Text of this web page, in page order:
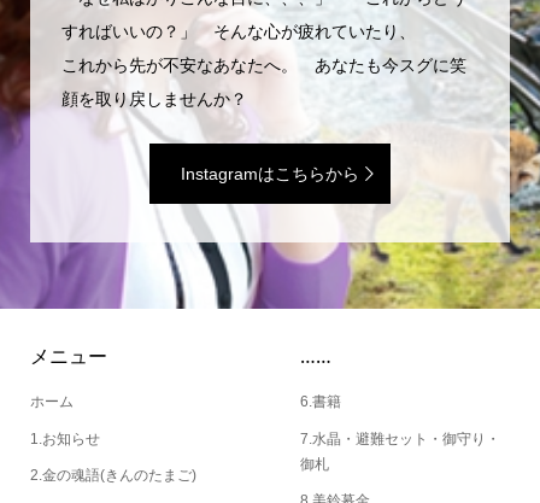
すればいいの？」 そんな心が疲れていたり、
これから先が不安なあなたへ。 あなたも今スグに笑
顔を取り戻しませんか？
Instagramはこちらから
メニュー
ホーム
1.お知らせ
2.金の魂語(きんのたまご)
……
6.書籍
7.水晶・避難セット・御守り・
御札